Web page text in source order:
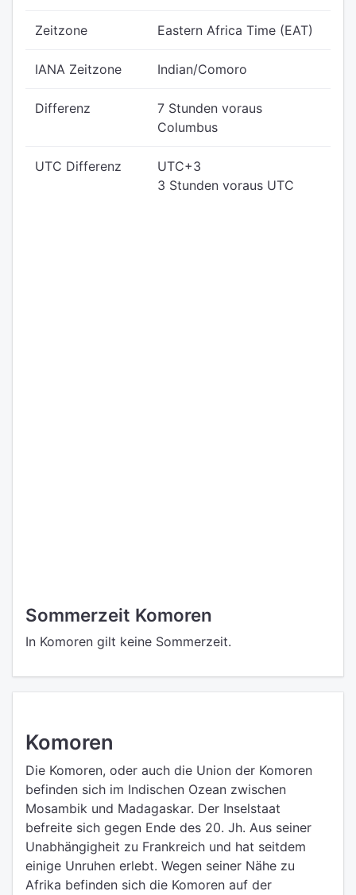
Zeitzone Eastern Africa Time (EAT)
IANA Zeitzone Indian/Comoro
Differenz
7 Stunden voraus
Columbus
UTC Differenz
UTC+3
3 Stunden voraus UTC
Sommerzeit Komoren
In Komoren gilt keine Sommerzeit.
Komoren
Die Komoren, oder auch die Union der Komoren
befinden sich im Indischen Ozean zwischen
Mosambik und Madagaskar. Der Inselstaat
befreite sich gegen Ende des 20. Jh. Aus seiner
Unabhängigheit zu Frankreich und hat seitdem
einige Unruhen erlebt. Wegen seiner Nähe zu
Afrika befinden sich die Komoren auf der